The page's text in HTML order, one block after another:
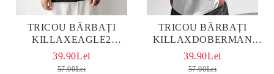
TRICOU BĂRBAȚI
KILLAXEAGLE2
OVERSIZED
39.90Lei
57.00Lei
TRICOU BĂRBAȚI
KILLAXDOBERMAN
OVERSIZED ALB
39.90Lei
57.00Lei